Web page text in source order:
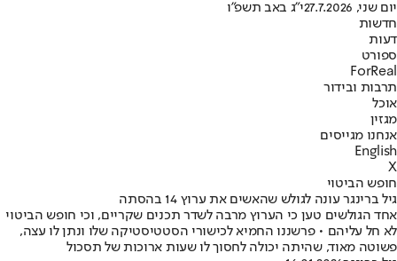
יום שני, 27.7.2026
י"ג באב תשפ"ו
חדשות
דעות
ספורט
ForReal
תרבות ובידור
אוכל
מגזין
אנחנו מגייסים
English
X
חופש הביטוי
גיל ברינגר עונה לגולש שהאשים את ערוץ 14 בהסתה
אחד הגולשים טען כי הערוץ מרבה לשדר תכנים שקריים, וכי חופש הביטוי
לא חל עליהם • פרשננו החמיא לכישורי הסטטיסטיקה שלו ונתן לו עצה,
פשוטה מאוד, שהיתה יכולה לחסוך לו שעות ארוכות של תסכול